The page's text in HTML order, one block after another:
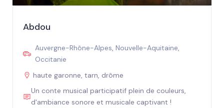
Abdou
Auvergne-Rhône-Alpes, Nouvelle-Aquitaine,
Occitanie
haute garonne, tarn, drôme
Un conte musical participatif plein de couleurs,
d'ambiance sonore et musicale captivant !